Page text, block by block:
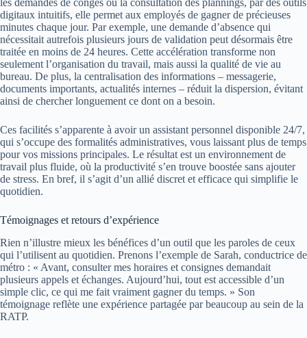
les demandes de congés ou la consultation des plannings, par des outils
digitaux intuitifs, elle permet aux employés de gagner de précieuses
minutes chaque jour. Par exemple, une demande d’absence qui
nécessitait autrefois plusieurs jours de validation peut désormais être
traitée en moins de 24 heures. Cette accélération transforme non
seulement l’organisation du travail, mais aussi la qualité de vie au
bureau. De plus, la centralisation des informations – messagerie,
documents importants, actualités internes – réduit la dispersion, évitant
ainsi de chercher longuement ce dont on a besoin.
Ces facilités s’apparente à avoir un assistant personnel disponible 24/7,
qui s’occupe des formalités administratives, vous laissant plus de temps
pour vos missions principales. Le résultat est un environnement de
travail plus fluide, où la productivité s’en trouve boostée sans ajouter
de stress. En bref, il s’agit d’un allié discret et efficace qui simplifie le
quotidien.
Témoignages et retours d’expérience
Rien n’illustre mieux les bénéfices d’un outil que les paroles de ceux
qui l’utilisent au quotidien. Prenons l’exemple de Sarah, conductrice de
métro : « Avant, consulter mes horaires et consignes demandait
plusieurs appels et échanges. Aujourd’hui, tout est accessible d’un
simple clic, ce qui me fait vraiment gagner du temps. » Son
témoignage reflète une expérience partagée par beaucoup au sein de la
RATP.